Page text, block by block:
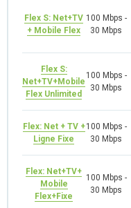
Flex S: Net+TV
+ Mobile Flex
100 Mbps -
30 Mbps
Flex S:
Net+TV+Mobile
Flex Unlimited
100 Mbps -
30 Mbps
Flex: Net + TV +
Ligne Fixe
100 Mbps -
30 Mbps
Flex: Net+TV+
Mobile
Flex+Fixe
100 Mbps -
30 Mbps